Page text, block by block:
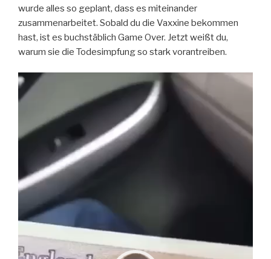
wurde alles so geplant, dass es miteinander
zusammenarbeitet. Sobald du die Vaxxine bekommen
hast, ist es buchstäblich Game Over. Jetzt weißt du,
warum sie die Todesimpfung so stark vorantreiben.
Video-
Player